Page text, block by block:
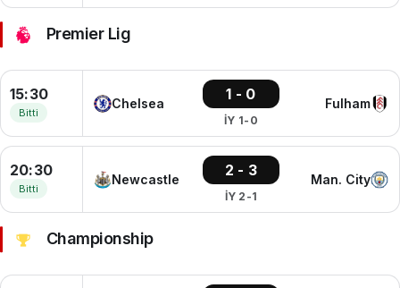
Premier Lig
15:30
Bitti
Chelsea
1 - 0
İY 1-0
Fulham
20:30
Bitti
Newcastle
2 - 3
İY 2-1
Man. City
Championship